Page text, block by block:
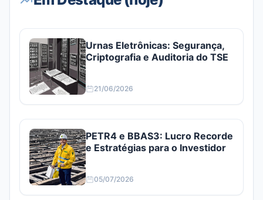
Urnas Eletrônicas: Segurança,
Criptografia e Auditoria do TSE
21/06/2026
PETR4 e BBAS3: Lucro Recorde
e Estratégias para o Investidor
05/07/2026